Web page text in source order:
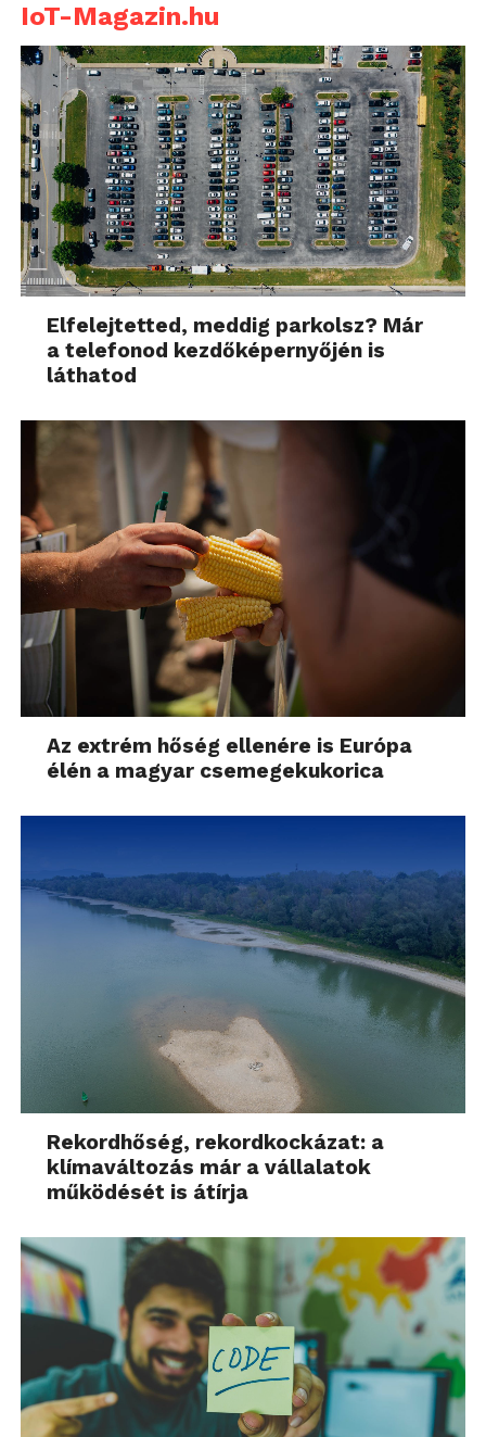
IoT-Magazin.hu
Elfelejtetted, meddig parkolsz? Már
a telefonod kezdőképernyőjén is
láthatod
Az extrém hőség ellenére is Európa
élén a magyar csemegekukorica
Rekordhőség, rekordkockázat: a
klímaváltozás már a vállalatok
működését is átírja